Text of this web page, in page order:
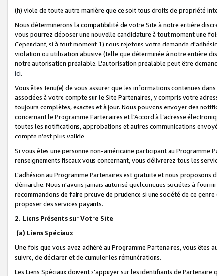
(h) viole de toute autre manière que ce soit tous droits de propriété
Nous déterminerons la compatibilité de votre Site à notre entière
vous pourrez déposer une nouvelle candidature à tout moment une
Cependant, si à tout moment 1) nous rejetons votre demande
violation ou utilisation abusive (telle que déterminée à notre entière
notre autorisation préalable. L'autorisation préalable peut être
ici.
Vous êtes tenu(e) de vous assurer que les informations contenues
associées à votre compte sur le Site Partenaires, y compris votre
toujours complètes, exactes et à jour. Nous pouvons envoyer des
concernant le Programme Partenaires et l'Accord à l’adresse
toutes les notifications, approbations et autres communications
compte n’est plus valide.
Si vous êtes une personne non-américaine participant au
renseignements fiscaux vous concernant, vous délivrerez tous les
L'adhésion au Programme Partenaires est gratuite et nous proposons
démarche. Nous n'avons jamais autorisé quelconques sociétés à
recommandons de faire preuve de prudence si une société de ce
proposer des services payants.
2. Liens Présents sur Votre Site
(a) Liens Spéciaux
Une fois que vous avez adhéré au Programme Partenaires, vous êtes
suivre, de déclarer et de cumuler les rémunérations.
Les Liens Spéciaux doivent s'appuyer sur les identifiants de Partenaire